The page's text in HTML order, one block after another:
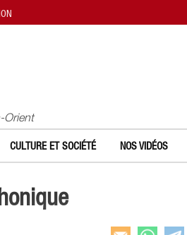
Orient
CULTURE ET SOCIÉTÉ NOS VIDÉOS